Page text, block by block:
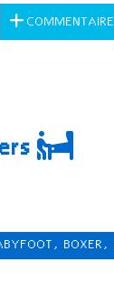
COMMENTAIRE